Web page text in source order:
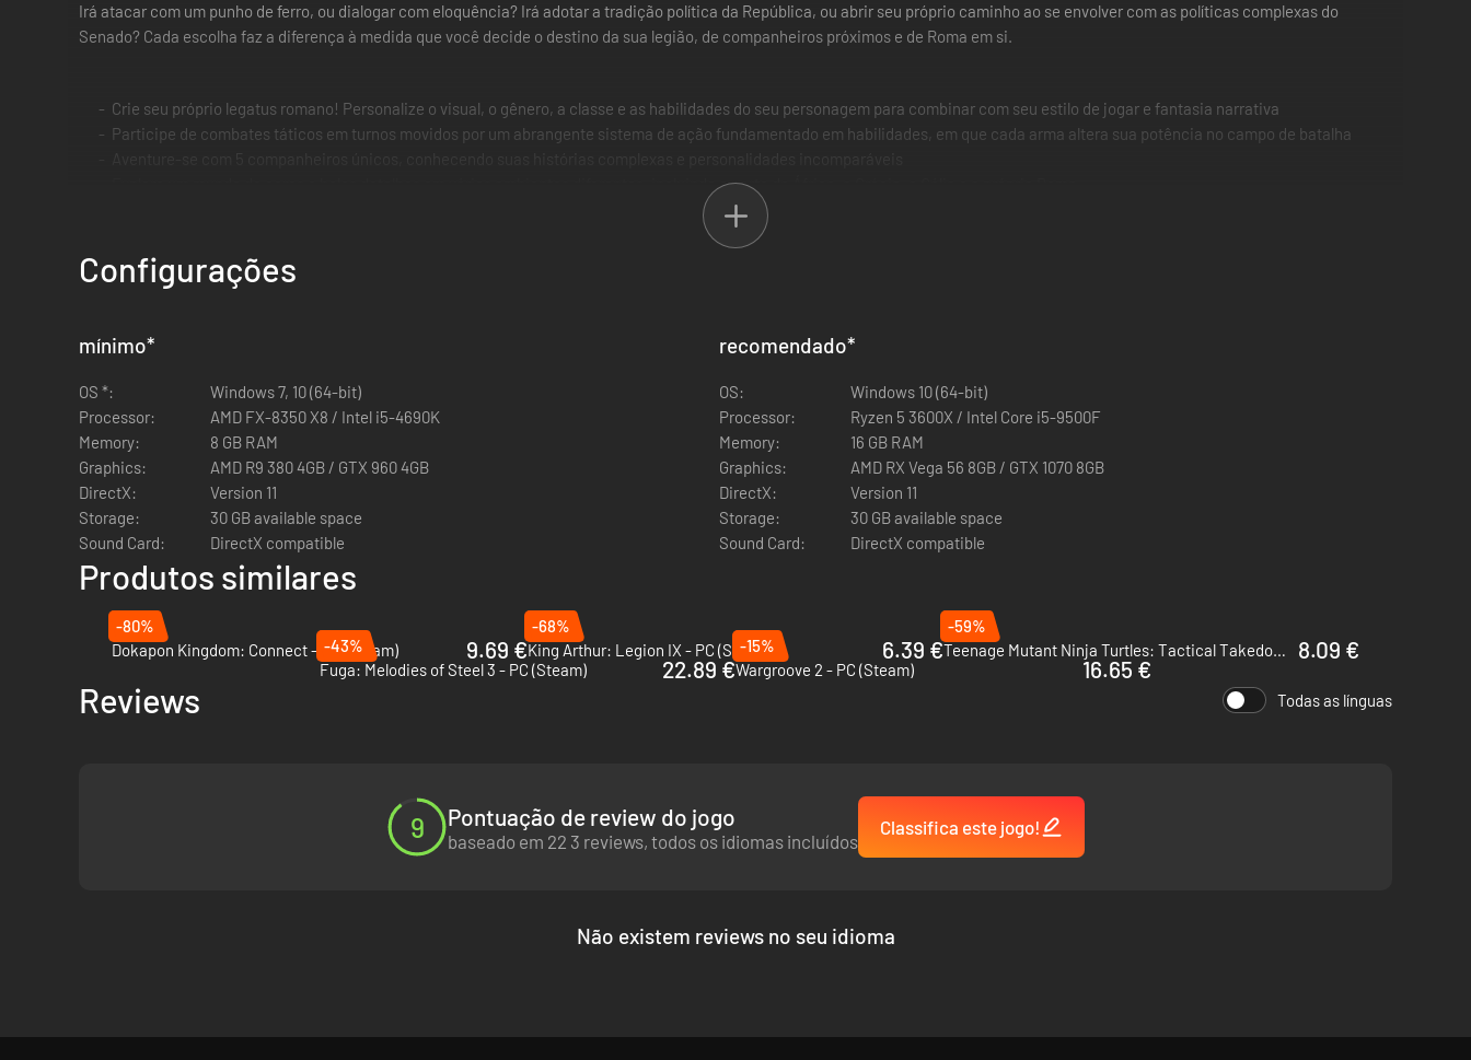
Irá atacar com um punho de ferro, ou dialogar com eloquência? Irá adotar a tradição política da República, ou abrir seu próprio caminho ao se envolver com as políticas complexas do
Senado? Cada escolha faz a diferença à medida que você decide o destino da sua legião, de companheiros próximos e de Roma em si.
Crie seu próprio legatus romano! Personalize o visual, o gênero, a classe e as habilidades do seu personagem para combinar com seu estilo de jogar e fantasia narrativa
Participe de combates táticos em turnos movidos por um abrangente sistema de ação fundamentado em habilidades, em que cada arma altera sua potência no campo de batalha
Explore um mundo de cores e belos detalhes em vários ambientes diferentes, incluindo o norte da África, a Grécia, a Gália e a própria Roma
Vivencie uma história de inspiração histórica com intrigas políticas e dramas pessoais, em uma narrativa com dublagem completa em que suas escolhas terão consequências
Fortaleça cada personagem e selecione uma variedade de técnicas e habilidades passivas para explorar uma vasta gama de opções estratégicas
Colete, monte e equipe uma variedade de armas, armaduras e itens táticos para personalizar ainda mais o jogo, proporcionando uma variedade tremenda de opções estratégicas para
Lidere sua legião em 3 campanhas pela Grécia, norte da África e Gália. Recrute legionários, melhore o acampamento, conquiste regiões, utilize recursos, defenda territórios e alcance
a vitória
Configurações
mínimo*
OS *:
Windows 7, 10 (64-bit)
Processor:
AMD FX-8350 X8 / Intel i5-4690K
Memory:
8 GB RAM
Graphics:
AMD R9 380 4GB / GTX 960 4GB
DirectX:
Version 11
Storage:
30 GB available space
Sound Card:
DirectX compatible
recomendado*
OS:
Windows 10 (64-bit)
Processor:
Ryzen 5 3600X / Intel Core i5-9500F
Memory:
16 GB RAM
Graphics:
AMD RX Vega 56 8GB / GTX 1070 8GB
DirectX:
Version 11
Storage:
30 GB available space
Sound Card:
DirectX compatible
Produtos similares
-80%
Dokapon Kingdom: Connect - PC (Steam)
9.69 €
-68%
King Arthur: Legion IX - PC (Steam)
6.39 €
-59%
Teenage Mutant Ninja Turtles: Tactical Takedown - PC (Steam)
8.09 €
-43%
Fuga: Melodies of Steel 3 - PC (Steam)
22.89 €
-15%
Wargroove 2 - PC (Steam)
16.65 €
Reviews Todas as línguas
9 Pontuação de review do jogo
baseado em 22 3 reviews, todos os idiomas incluídos
Classifica este jogo!
Não existem reviews no seu idioma